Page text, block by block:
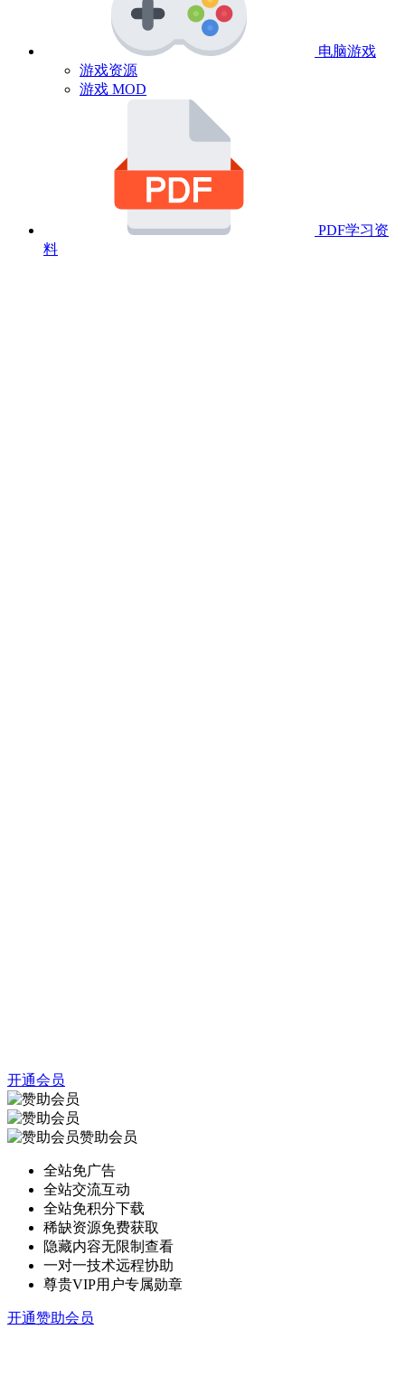
电脑游戏
游戏资源
游戏 MOD
PDF学习资
料
开通会员
赞助会员
全站免广告
全站交流互动
全站免积分下载
稀缺资源免费获取
隐藏内容无限制查看
一对一技术远程协助
尊贵VIP用户专属勋章
开通赞助会员